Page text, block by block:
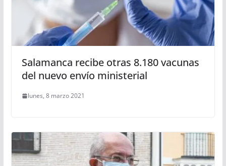
Salamanca recibe otras 8.180 vacunas
del nuevo envío ministerial
lunes, 8 marzo 2021